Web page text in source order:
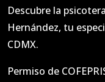
Descubre la
Hernández, tu
CDMX.
Permiso de